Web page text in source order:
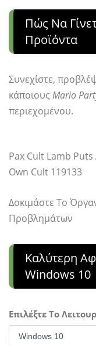
Πώς Να
Προϊόντα
Συνεχίστε,
κάποιους Mario
περιεχομένου.
Pax Cult Lamb
Own Cult 119133
Δοκιμάστε Το
Προβλημάτων
Καλύτερη
Windows 10
Επιλέξτε Το